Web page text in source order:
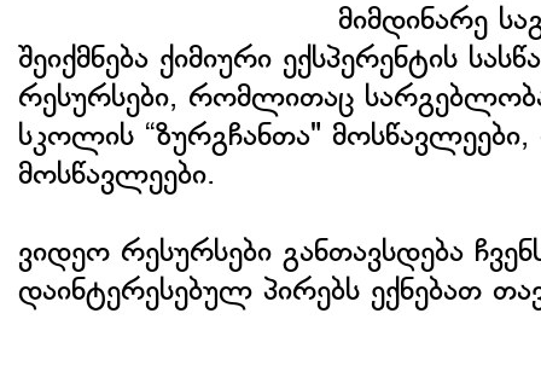
მიმდინარე
შეიქმნება ქიმიური ექსპერენტის
რესურსები, რომლითაც
სკოლის “ზურგჩანთა" მოსწავლეები,
მოსწავლეები.
ვიდეო რესურსები განთავსდება
დაინტერესებულ პირებს ექნებათ